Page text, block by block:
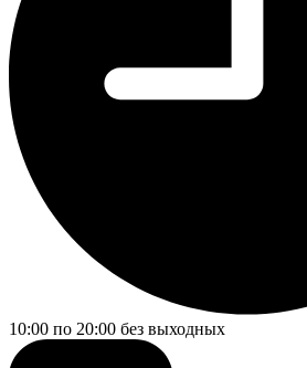
10:00 по 20:00 без выходных